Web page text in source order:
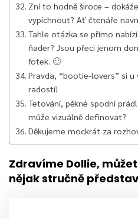
Zní to hodně široce –
vypíchnout? Ať čtenáře
Tahle otázka se přímo
ňader? Jsou přeci jenom
fotek. 🙂
Pravda, “bootie-lovers” si u
radostí!
Tetování, pěkné spodní
může vizuálně definovat?
Děkujeme mockrát za
Zdravíme Dollie,
nějak stručně